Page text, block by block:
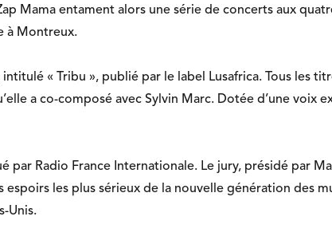
Mama entament alors une série de concerts aux
à Montreux.
« Tribu », publié par le label Lusafrica. Tous les
a co-composé avec Sylvin Marc. Dotée d’une voix
Radio France Internationale. Le jury, présidé par
les plus sérieux de la nouvelle génération des
Unis.